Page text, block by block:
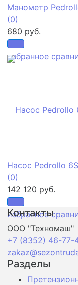
избранное
Манометр
(0)
680 руб.
избранное
Насос Pedrollo
(0)
142 120 руб.
Контакты
ООО "Техномаш"
+7 (8352) 46-77-
Разделы